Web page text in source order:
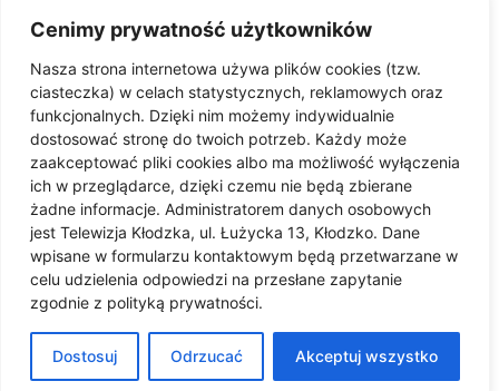
Cenimy prywatność użytkowników
Nasza strona internetowa używa plików cookies (tzw.
ciasteczka) w celach statystycznych, reklamowych oraz
funkcjonalnych. Dzięki nim możemy indywidualnie
dostosować stronę do twoich potrzeb. Każdy może
zaakceptować pliki cookies albo ma możliwość wyłączenia
ich w przeglądarce, dzięki czemu nie będą zbierane
żadne informacje. Administratorem danych osobowych
jest Telewizja Kłodzka, ul. Łużycka 13, Kłodzko. Dane
wpisane w formularzu kontaktowym będą przetwarzane w
celu udzielenia odpowiedzi na przesłane zapytanie
zgodnie z polityką prywatności.
Dostosuj Odrzucać Akceptuj wszystko
Kłodzko: zderzenie forda z
utrudnienia!
22/07/2026
Zderzenie na skrzyżowaniu ul.
Warty z DK-8 w Kłodzku
05/09/2025
Samochód uderzył w budynek
przy ul. Warty w Kłodzku.
Kierowca uciekł!
20/01/2025